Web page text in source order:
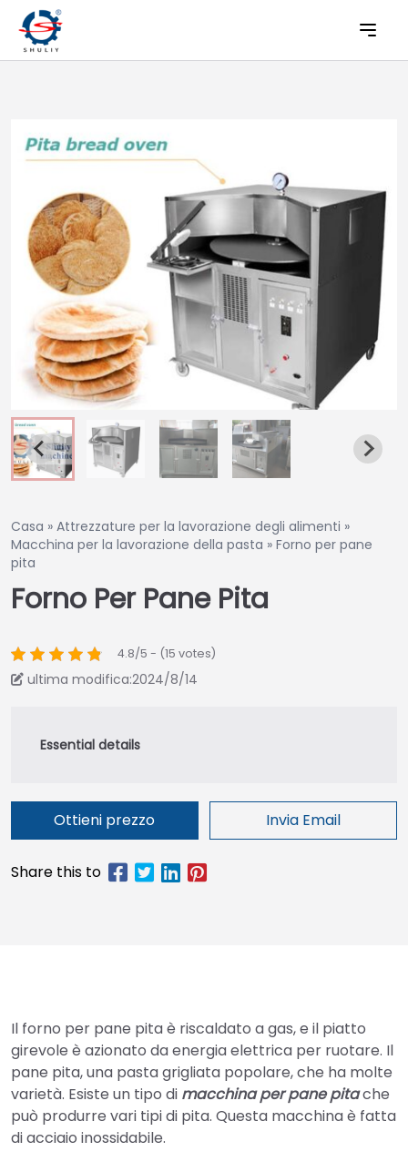
Casa » Attrezzature per la lavorazione degli alimenti »
Macchina per la lavorazione della pasta » Forno per pane
pita
Forno Per Pane Pita
4.8/5 - (15 votes)
ultima modifica:2024/8/14
Ottieni prezzo Invia Email
Il forno per pane pita è riscaldato a gas, e il piatto
girevole è azionato da energia elettrica per ruotare. Il
pane pita, una pasta grigliata popolare, che ha molte
varietà. Esiste un tipo di macchina per pane pitache
può produrre vari tipi di pita. Questa macchina è fatta
di acciaio inossidabile.